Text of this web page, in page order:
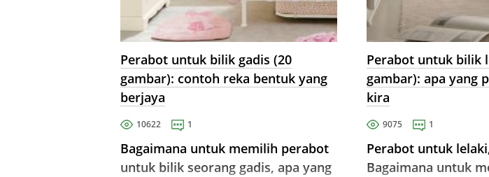
Perabot untuk bilik gadis (20
gambar): contoh reka bentuk yang
berjaya
10622 1
Bagaimana untuk memilih perabot
untuk bilik seorang gadis, apa yang
Perabot untuk bilik
gambar): apa yang
kira
9075 1
Perabot untuk
Bagaimana untuk